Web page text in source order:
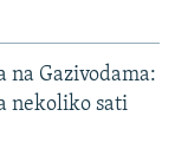
na Gazivodama:
nekoliko sati